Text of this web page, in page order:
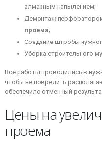
алмазным напылением;
Демонтаж
проема;
Создание штробы
Уборка строительного
Все работы проводились в
чтобы не повредить
обеспечило отменный
Цены на
проема